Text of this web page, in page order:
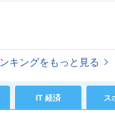
キングをもっと見る
IT 経済 ス